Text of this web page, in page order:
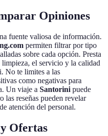
Opiniones
fuente valiosa de información.
permiten filtrar por tipo
sobre cada opción. Presta
el servicio y la calidad
No te limites a las
como negativas para
Un viaje a Santorini puede
las reseñas pueden revelar
atención del personal.
Ofertas